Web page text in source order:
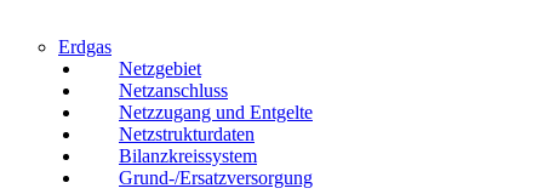
Erdgas
Netzgebiet
Netzanschluss
Netzzugang und Entgelte
Netzstrukturdaten
Bilanzkreissystem
Grund-/Ersatzversorgung